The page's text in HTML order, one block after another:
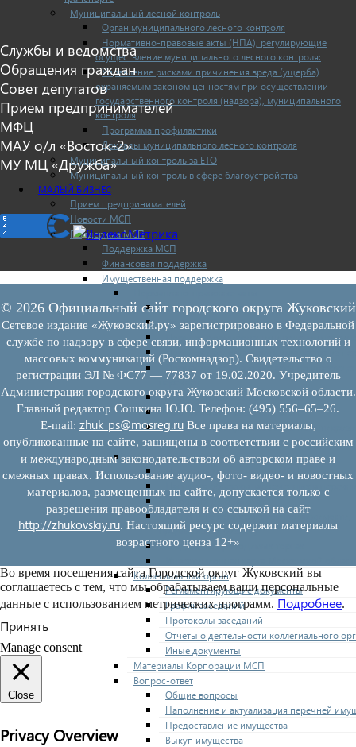
Муниципальный лесной контроль
Орган муниципального лесного контроля
Нормативно-правовые акты (НПА), регулирующие
осуществление муниципального лесного контроля:
Управление рисками причинения вреда (ущерба)
охраняемым законом ценностям при осуществлении
государственного контроля (надзора), муниципального
контроля
Программа профилактики
Доклады муниципального лесного контроля
Муниципальный контроль за ЕТО
Муниципальный контроль в сфере благоустройства
МАЛЫЙ БИЗНЕС
Прием предпринимателей
Новости МСП
Поддержка МСП
Поддержка МСП
Финансовая поддержка
Имущественная поддержка
Федеральное законодательство
Региональное законодательство
Порядок формирования и ведения
Порядок предоставления имущества из
Нормативные правовые акты по
перечней
Административные регламенты
Программы по развитию МСП
Нормативные правовые акты по
мерам поддержки субъектов МСП
Имущество для бизнеса
Перечень имущества для МСП
Паспорта объектов, включенных в
Информация о льготах
Сведения о коммерческой недвижимости,
предлагаемой бизнесу
Сведения о проводимых торгах
Коллегиальный орган
Регламентирующие документы
График заседаний
Протоколы заседаний
Отчеты о деятельности коллегиального
Иные документы
Материалы Корпорации МСП
Вопрос-ответ
Общие вопросы
Наполнение и актуализация перечней
Предоставление имущества
Выкуп имущества
Службы и ведомства
Обращения граждан
Совет депутатов
Прием предпринимателей
МФЦ
МАУ о/л «Восток-2»
МУ МЦ «Дружба»
© 2026 Официальный сайт городского округа Жуковский
Сетевое издание «Жуковский.ру» зарегистрировано в Федеральной
службе по надзору в сфере связи, информационных технологий и
массовых коммуникаций (Роскомнадзор). Свидетельство о
регистрации ЭЛ № ФС77 — 77837 от 19.02.2020. Учредитель
Администрация городского округа Жуковский Московской области.
Главный редактор Сошкина Ю.Ю. Телефон: (495) 556–65–26.
E‑mail: zhuk_ps@mosreg.ruВсе права на материалы,
опубликованные на сайте, защищены в соответствии с российским
и международным законодательством об авторском праве и
смежных правах. Использование аудио-, фото- видео- и новостных
материалов, размещенных на сайте, допускается только с
разрешения правообладателя и со ссылкой на сайт
http://zhukovskiy.ru. Настоящий ресурс содержит материалы
возрастного ценза 12+»
Во время посещения сайта Городской округ Жуковский вы
соглашаетесь с тем, что мы обрабатываем ваши персональные
данные с использованием метрических программ. Подробнее.
Принять
Manage consent
Close
Privacy Overview